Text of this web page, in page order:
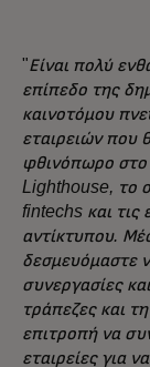
"Είναι πολύ
επίπεδο της
καινοτόμου
εταιρειών που
φθινόπωρο
Lighthouse, το
fintechs και τις
αντίκτυπου.
δεσμευόμαστε
συνεργασίες
τράπεζες και
επιτροπή να
εταιρείες για